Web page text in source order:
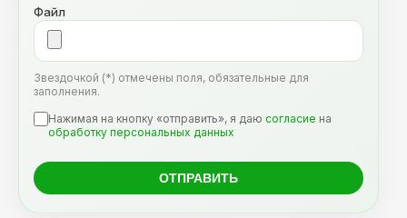
Файл
Звездочкой (*) отмечены поля, обязательные для
заполнения.
Нажимая на кнопку «отправить», я даю согласие на
обработку персональных данных